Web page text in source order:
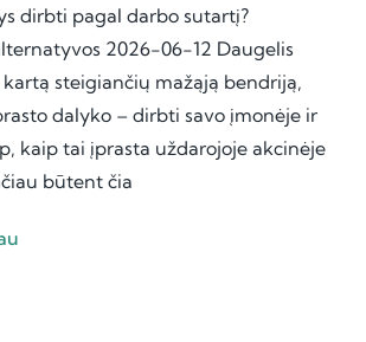
dirbti pagal darbo sutartį?
2026-06-12 Daugelis
steigiančių mažąją bendriją,
dalyko – dirbti savo įmonėje ir
kaip tai įprasta uždarojoje akcinėje
būtent čia